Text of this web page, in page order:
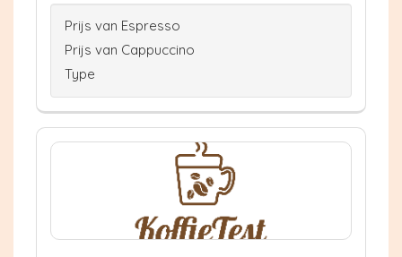
Prijs van Espresso
Prijs van Cappuccino
Type